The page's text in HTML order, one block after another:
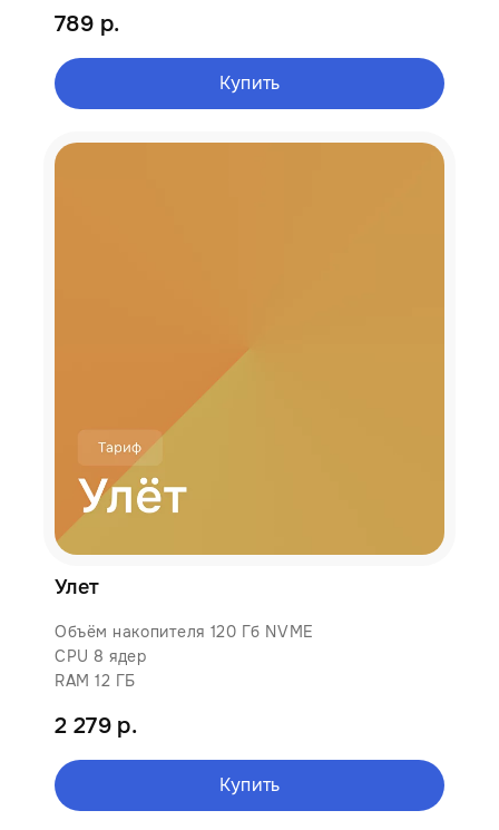
789 р.
Купить
Улет
Объём накопителя 120 Гб NVME
CPU 8 ядер
RAM 12 ГБ
2 279 р.
Купить